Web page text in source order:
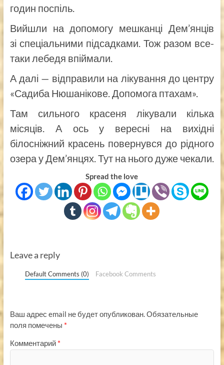
годин поспіль.
Вийшли на допомогу мешканці Дем’янців
зі спеціальними підсадками. Тож разом все-
таки лебедя впіймали.
А далі — відправили на лікування до центру
«Садиба Нюшанікове. Допомога птахам».
Там сильного красеня лікували кілька
місяців. А ось у вересні на вихідні
білосніжний красень повернувся до рідного
озера у Дем’янцях. Тут на нього дуже чекали.
Spread the love
Leave a reply
Default Comments (0) Facebook Comments
Ваш адрес email не будет опубликован.Обязательные
поля помечены *
Комментарий *